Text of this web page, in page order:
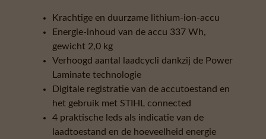
Krachtige en duurzame lithium-ion-accu
Energie-inhoud van de accu 337 Wh,
gewicht 2,0 kg
Verhoogd aantal laadcycli dankzij de Power
Laminate technologie
Digitale registratie van de accutoestand en
het gebruik met STIHL connected
4 praktische leds als indicatie van de
laadtoestand en de hoeveelheid energie